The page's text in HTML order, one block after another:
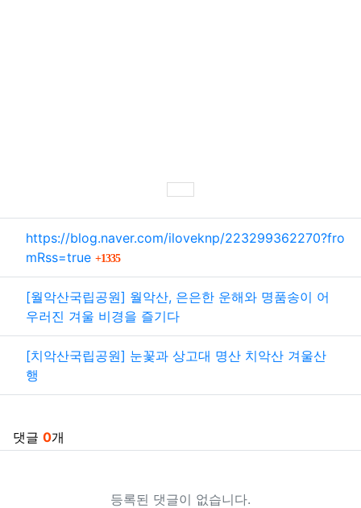
SNS 공유
관련자료
https://blog.naver.com/iloveknp/223299362270?fro
mRss=true
1335회 연결
[월악산국립공원] 월악산, 은은한 운해와 명품송이 어
우러진 겨울 비경을 즐기다
[치악산국립공원] 눈꽃과 상고대 명산 치악산 겨울산
행
댓글 0개
등록된 댓글이 없습니다.